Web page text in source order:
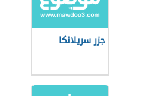
جزر سريلانكا